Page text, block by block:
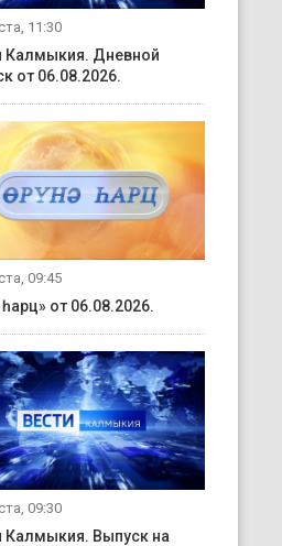
11:30
Калмыкия. Дневной
от 06.08.2026.
09:45
һарц» от 06.08.2026.
09:30
Калмыкия. Выпуск на